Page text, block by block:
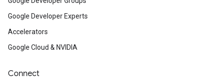
Google Developer Experts
Accelerators
Google Cloud & NVIDIA
Connect